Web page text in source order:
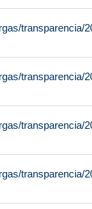
transparencia/
transparencia/
transparencia/
transparencia/